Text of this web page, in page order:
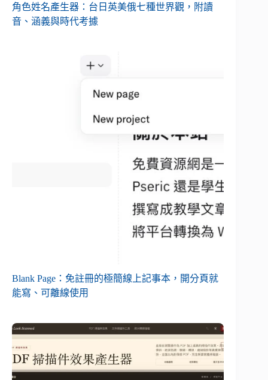
角色姓名產生器：台日英美俄七種世界觀，附讀
音、涵義與時代考據
Blank Page：免註冊的極簡線上記事本，開分頁就
能寫、可離線使用